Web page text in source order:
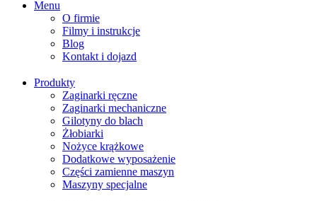
Menu
O firmie
Filmy i instrukcje
Blog
Kontakt i dojazd
Produkty
Zaginarki ręczne
Zaginarki mechaniczne
Gilotyny do blach
Żłobiarki
Nożyce krążkowe
Dodatkowe wyposażenie
Części zamienne maszyn
Maszyny specjalne